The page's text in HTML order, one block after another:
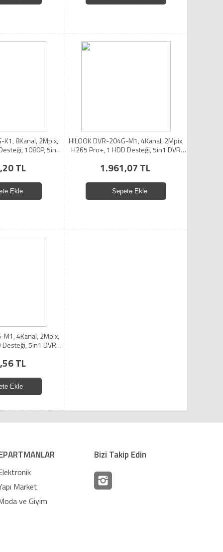
K1, 8Kanal, 2Mpix,
1080P, 5in1
TL
Ekle
HILOOK DVR-204G-M1, 4Kanal, 2Mpix,
H265 Pro+, 1 HDD Desteği, 5in1 DVR
1.961,07 TL
Sepete Ekle
M1, 4Kanal, 2Mpix,
5in1 DVR
TL
Ekle
Market
ve Giyim
Bizi Takip Edin